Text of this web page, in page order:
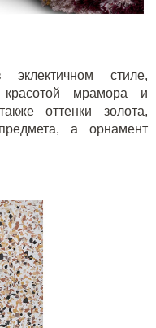
стиле,
красотой мрамора и
оттенки золота,
а орнамент